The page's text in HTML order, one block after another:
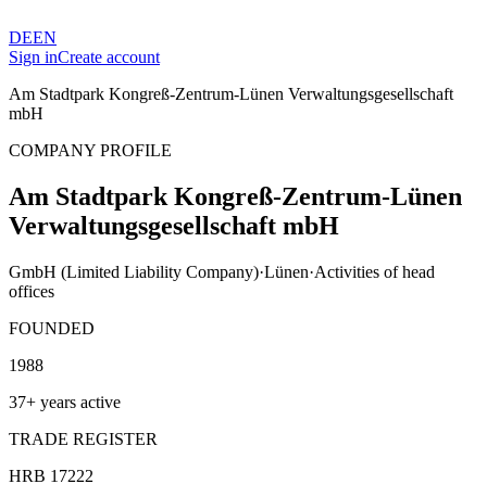
DEEN
Sign inCreate account
Am Stadtpark Kongreß-Zentrum-Lünen Verwaltungsgesellschaft
mbH
COMPANY PROFILE
Am Stadtpark Kongreß-Zentrum-Lünen
Verwaltungsgesellschaft mbH
GmbH (Limited Liability Company)·Lünen·Activities of head
offices
FOUNDED
1988
37+ years active
TRADE REGISTER
HRB 17222